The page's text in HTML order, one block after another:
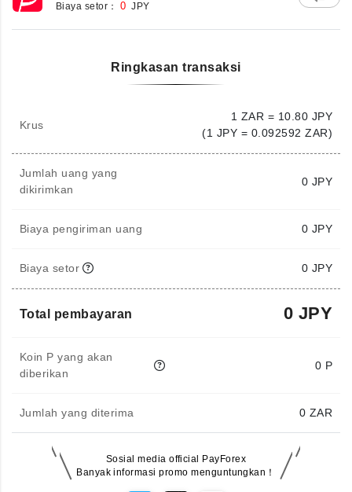
Biaya setor： 0 JPY
Ringkasan transaksi
Krus
1 ZAR = 10.80 JPY
(1 JPY = 0.092592 ZAR)
Jumlah uang yang
dikirimkan
0 JPY
Biaya pengiriman uang 0 JPY
Biaya setor 0 JPY
Total pembayaran 0 JPY
Koin P yang akan
diberikan
0 P
Jumlah yang diterima 0 ZAR
Sosial media official PayForex
Banyak informasi promo menguntungkan！